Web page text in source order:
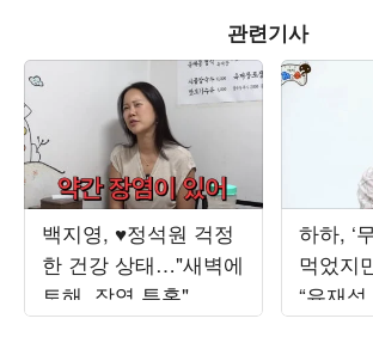
관련기사
백지영, ♥정석원 걱정
한 건강 상태…"새벽에
토해, 장염 투혼"
하하, ‘
먹었지
“유재
그림 봤